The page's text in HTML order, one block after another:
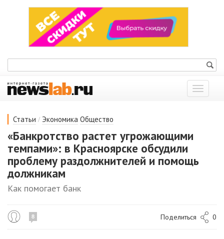
Показать
меню
Статьи / Экономика Общество
«Банкротство растет угрожающими
темпами»: в Красноярске обсудили
проблему раздолжнителей и помощь
должникам
Как помогает банк
8 Поделиться 0